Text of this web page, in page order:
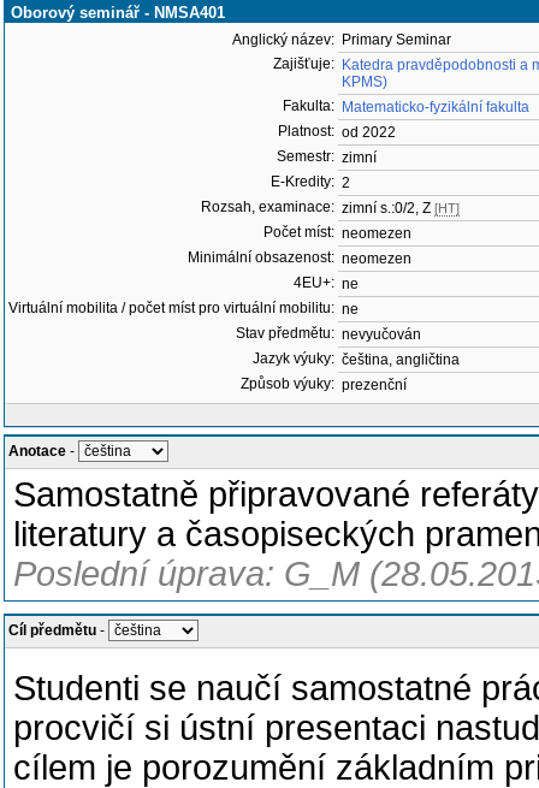
Oborový seminář - NMSA401
Anglický název: Primary Seminar
Zajišťuje: Katedra pravděpodobnosti a
KPMS)
Fakulta: Matematicko-fyzikální fakulta
Platnost: od 2022
Semestr: zimní
E-Kredity: 2
Rozsah, examinace: zimní s.:0/2, Z [HT]
Počet míst: neomezen
Minimální obsazenost: neomezen
4EU+: ne
Virtuální mobilita / počet míst pro virtuální mobilitu: ne
Stav předmětu: nevyučován
Jazyk výuky: čeština, angličtina
Způsob výuky: prezenční
Anotace -
Samostatně připravované
literatury a časopiseckých
Poslední úprava: G_M
Cíl předmětu -
Studenti se naučí samostatné
procvičí si ústní presentaci
cílem je porozumění základním